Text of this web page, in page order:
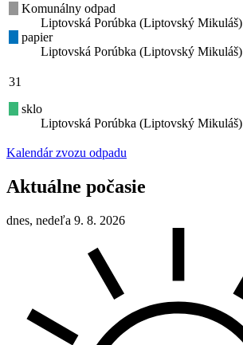
Komunálny odpad
Liptovská Porúbka (Liptovský Mikuláš)
papier
Liptovská Porúbka (Liptovský Mikuláš)
31
sklo
Liptovská Porúbka (Liptovský Mikuláš)
Kalendár zvozu odpadu
Aktuálne počasie
dnes, nedeľa 9. 8. 2026